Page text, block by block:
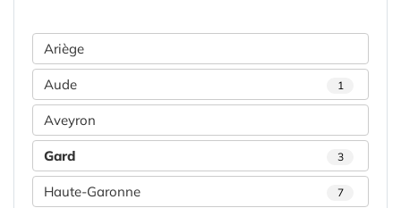
Ariège
Aude 1
Aveyron
Gard 3
Haute-Garonne 7